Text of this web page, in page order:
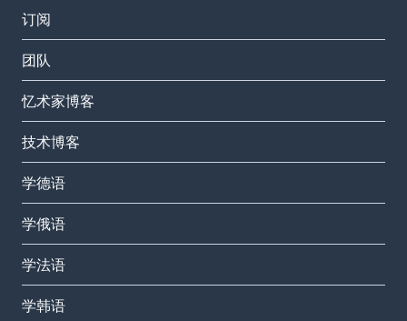
订阅
团队
忆术家博客
技术博客
学德语
学俄语
学法语
学韩语